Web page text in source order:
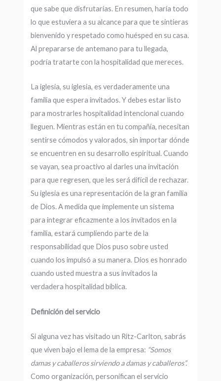
que sabe que disfrutarías. En resumen, haría todo
lo que estuviera a su alcance para que te sintieras
bienvenido y respetado como huésped en su casa.
Al prepararse de antemano para tu llegada,
podría tratarte con la hospitalidad que mereces.
La iglesia, su iglesia, es verdaderamente una
familia que espera invitados. Y debes estar listo
para mostrarles hospitalidad intencional cuando
lleguen. Mientras están en tu compañía, necesitan
sentirse cómodos y valorados, sin importar dónde
se encuentren en su desarrollo espiritual. Cuando
se vayan, sea proactivo al darles una invitación
para que regresen, que les será difícil de rechazar.
Su iglesia es una representación de la gran familia
de Dios. A medida que implemente un sistema
para integrar eficazmente a los invitados en la
familia, estará cumpliendo parte de la
responsabilidad que Dios puso sobre usted
cuando los impulsó a su manera. Dios es honrado
cuando usted muestra a sus invitados la
verdadera hospitalidad bíblica.
Definición del servicio
Si alguna vez has visitado un Ritz-Carlton, sabrás
que viven bajo el lema de la empresa: “Somos
damas y caballeros sirviendo a damas y caballeros”.
Como organización, personifican el servicio